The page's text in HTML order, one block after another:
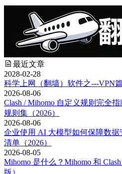
最近文章
2028-02-28
科学上网（翻墙）软件之---VPN篇
2026-08-06
Clash / Mihomo 自定义规则完全
规则集（2026）
2026-08-06
企业使用 AI 大模型如何保障数
清单（2026）
2026-08-05
Mihomo 是什么？Mihomo 和
版）